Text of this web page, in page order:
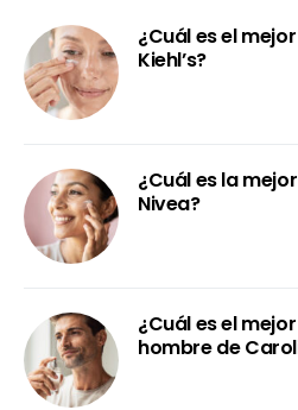
¿Cuál es el
Kiehl’s?
¿Cuál es la
Nivea?
¿Cuál es el
hombre de